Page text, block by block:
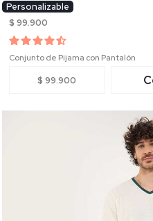
Personalizable
$ 99.900
Conjunto de Pijama con Pantalón
$ 99.900